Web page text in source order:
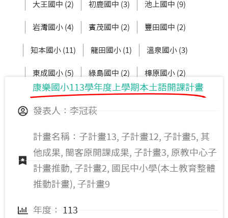
大王國中 (2) 初鹿國中 (3) 池上國中 (9)
岩灣國小 (4) 賓茂國中 (2) 豐田國中 (2)
知本國小 (11) 龍田國小 (1) 溫泉國小 (3)
東成國小 (5) 綠島國中 (2) 樟原國小 (2)
卑南國中 (2) 新興國小 (4)
康樂國小113學年度上學期本土語開課計畫
發表人：李冠萩
計畫名稱：子計畫13, 子計畫12, 子計畫5, 其
他成果, 閩客原開課成果, 子計畫3, 原教中心子
計畫推動, 子計畫2, 國民中小學(本土教育整體
推動計畫), 子計畫9
年度： 113